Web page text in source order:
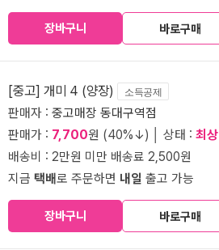
장바구니 바로구매
[중고] 개미 4 (양장) 소득공제
판매자 : 중고매장 동대구역점
판매가 : 7,700원 (40%↓) │ 상태 : 최상
배송비 : 2만원 미만 배송료 2,500원
지금 택배로 주문하면 내일 출고 가능
장바구니 바로구매